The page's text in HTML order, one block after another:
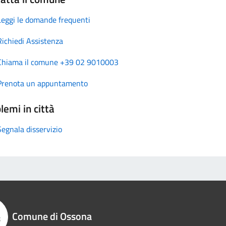
le domande frequenti
Assistenza
il comune +39 02 9010003
un appuntamento
in città
disservizio
Comune di Ossona